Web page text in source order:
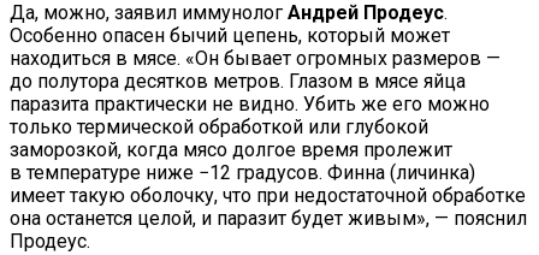
Да, можно, заявил иммунолог Андрей Продеус.
Особенно опасен бычий цепень, который может
находиться в мясе. «Он бывает огромных размеров —
до полутора десятков метров. Глазом в мясе яйца
паразита практически не видно. Убить же его можно
только термической обработкой или глубокой
заморозкой, когда мясо долгое время пролежит
в температуре ниже −12 градусов. Финна (личинка)
имеет такую оболочку, что при недостаточной обработке
она останется целой, и паразит будет живым», — пояснил
Продеус.